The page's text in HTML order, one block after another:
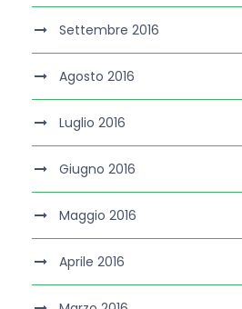
Settembre 2016
Agosto 2016
Luglio 2016
Giugno 2016
Maggio 2016
Aprile 2016